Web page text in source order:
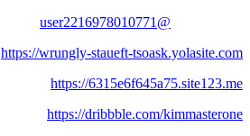
@user2216978010771
https://wrungly-staueft-tsoask.yolasite.com
https://6315e6f645a75.site123.me
https://dribbble.com/kimmasterone